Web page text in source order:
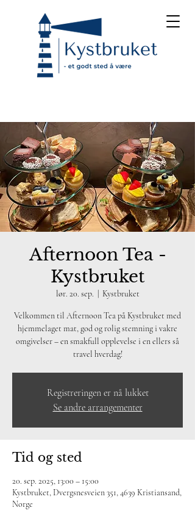
Afternoon Tea -
Kystbruket
lør. 20. sep. Kystbruket
Velkommen til Afternoon Tea på Kystbruket med
hjemmelaget mat, god og rolig stemning i vakre
omgivelser – en smakfull opplevelse i en ellers så
travel hverdag!
Registreringen er nå lukket
Se andre arrangementer
Tid og sted
20. sep. 2025, 13:00 – 15:00
Kystbruket, Dvergsnesveien 351, 4639 Kristiansand,
Norge